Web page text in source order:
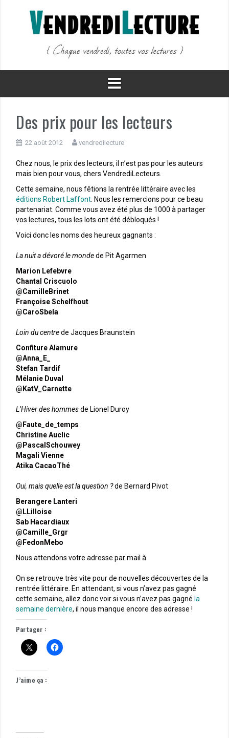
Des prix pour les lecteurs
22 août 2012 vendredilecture
Chez nous, le prix des lecteurs, il n’est pas pour les auteurs
mais bien pour vous, chers VendrediLecteurs.
Cette semaine, nous fêtions la rentrée littéraire avec les
éditions Robert Laffont . Nous les remercions pour ce beau
partenariat. Comme vous avez été plus de 1000 à partager
vos lectures, tous les lots ont été débloqués !
Voici donc les noms des heureux gagnants :
La nuit a dévoré le mondede Pit Agarmen
Marion Lefebvre
Chantal Criscuolo
@CamilleBrinet
Françoise Schelfhout
@CaroSbela
Loin du centrede Jacques Braunstein
Confiture Alamure
@Anna_E_
Stefan Tardif
Mélanie Duval
@KatV_Carnette
L’Hiver des hommesde Lionel Duroy
@Faute_de_temps
Christine Auclic
@PascalSchouwey
Magali Vienne
Atika CacaoThé
Oui, mais quelle est la question ?de Bernard Pivot
Berangere Lanteri
@LLilloise
Sab Hacardiaux
@Camille_Grgr
@FedonMebo
Nous attendons votre adresse par mail à
On se retrouve très vite pour de nouvelles découvertes de la
rentrée littéraire. En attendant, si vous n’avez pas gagné
cette semaine, allez donc voir si vous n’avez pas gagné la
semaine dernière, il nous manque encore des adresse !
Partager :
J’aime ça :